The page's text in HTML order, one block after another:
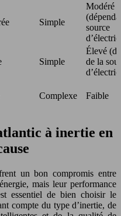
Simple
Modéré
source
Simple
Élevé
de la
Complexe Faible
à inertie en
un bon compromis entre
mais leur performance
essentiel de bien choisir le
compte du type d’inertie, de